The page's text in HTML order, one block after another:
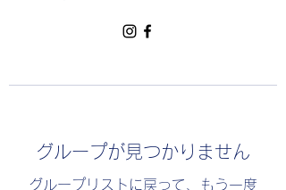
グループが見つかりません
グループリストに戻って、もう一度